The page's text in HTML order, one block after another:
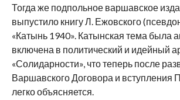
Тогда же подпольное варшавское
выпустило книгу Л. Ежовского
«Катынь 1940». Катынская тема была
включена в политический и идейный
«Солидарности», что теперь после
Варшавского Договора и
легко объясняется.